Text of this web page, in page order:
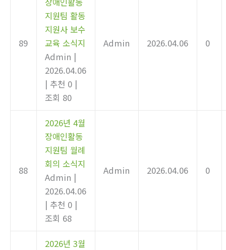
89
지원팀 활동
지원사 보수
교육 소식지
Admin |
2026.04.06
| 추천 0 |
조회 80
Admin 2026.04.06 0
88
2026년 4월
장애인활동
지원팀 월례
회의 소식지
Admin |
2026.04.06
| 추천 0 |
조회 68
Admin 2026.04.06 0
2026년 3월